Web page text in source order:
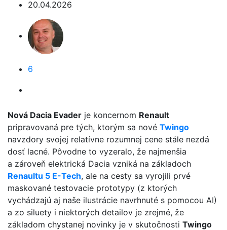
20.04.2026
6
Nová Dacia Evader je koncernom Renault
pripravovaná pre tých, ktorým sa nové Twingo
navzdory svojej relatívne rozumnej cene stále nezdá
dosť lacné. Pôvodne to vyzeralo, že najmenšia
a zároveň elektrická Dacia vzniká na základoch
Renaultu 5 E-Tech, ale na cesty sa vyrojili prvé
maskované testovacie prototypy (z ktorých
vychádzajú aj naše ilustrácie navrhnuté s pomocou AI)
a zo siluety i niektorých detailov je zrejmé, že
základom chystanej novinky je v skutočnosti Twingo